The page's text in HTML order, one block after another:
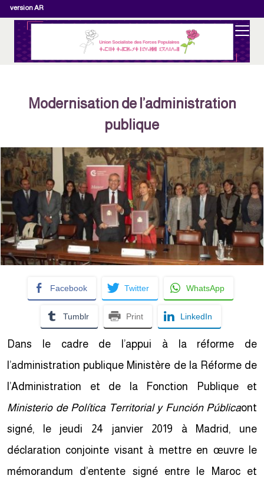
version AR
Modernisation de l’administration
publique
Facebook Twitter WhatsApp
Tumblr Print LinkedIn
Dans le cadre de l’appui à la réforme de
l’administration publique Ministère de la Réforme de
l’Administration et de la Fonction Publique et
Ministerio de Política Territorial y Función Públicaont
signé, le jeudi 24 janvier 2019 à Madrid, une
déclaration conjointe visant à mettre en œuvre le
mémorandum d’entente signé entre le Maroc et